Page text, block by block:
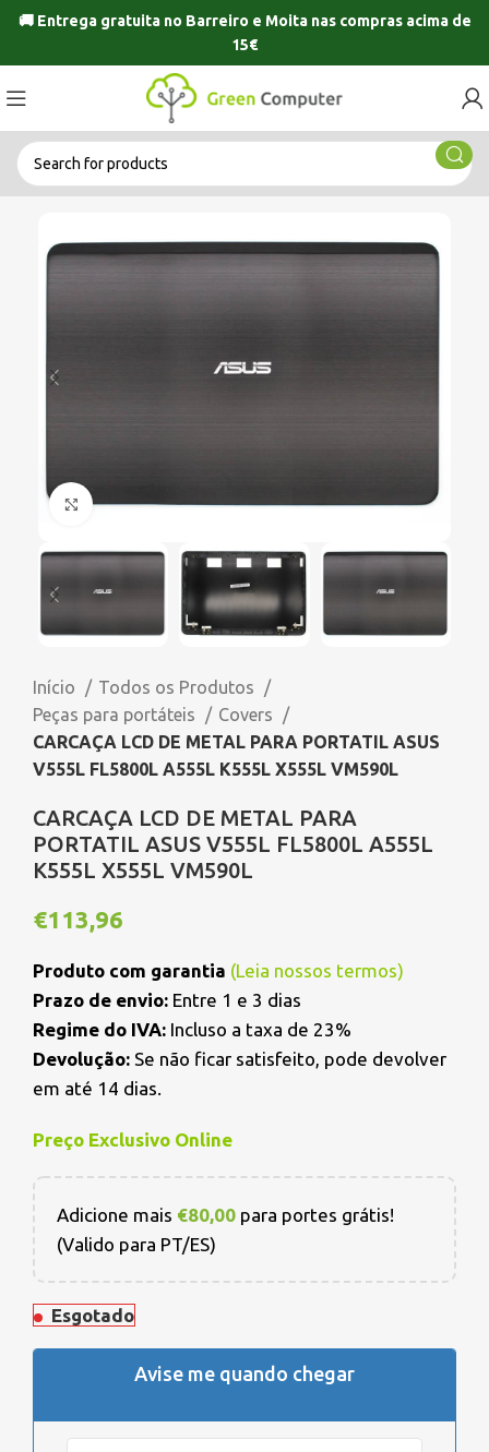
🚚 Entrega gratuita no Barreiro e Moitanas compras acima de
15€
Click to enlarge
Início
Todos os Produtos
Peças para portáteis
Covers
CARCAÇA LCD DE METAL PARA PORTATIL ASUS
V555L FL5800L A555L K555L X555L VM590L
CARCAÇA LCD DE METAL PARA
PORTATIL ASUS V555L FL5800L A555L
K555L X555L VM590L
€113,96
Produto com garantia (Leia nossos termos)
Prazo de envio: Entre 1 e 3 dias
Regime do IVA: Incluso a taxa de 23%
Devolução: Se não ficar satisfeito, pode devolver
em até 14 dias.
Preço Exclusivo Online
Adicione mais €80,00 para portes grátis!
(Valido para PT/ES)
Esgotado
Avise me quando chegar